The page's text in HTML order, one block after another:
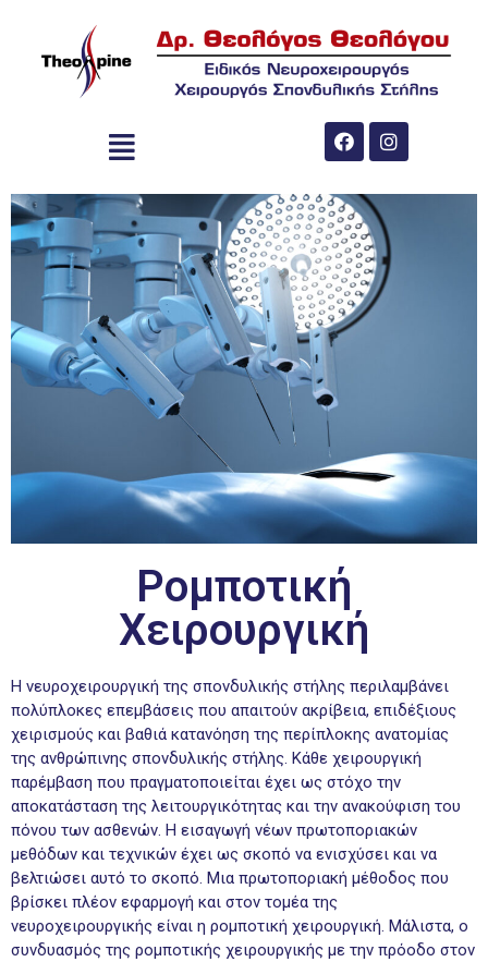
Ρομποτική
Χειρουργική
Η νευροχειρουργική της σπονδυλικής στήλης περιλαμβάνει
πολύπλοκες επεμβάσεις που απαιτούν ακρίβεια, επιδέξιους
χειρισμούς και βαθιά κατανόηση της περίπλοκης ανατομίας
της ανθρώπινης σπονδυλικής στήλης. Κάθε χειρουργική
παρέμβαση που πραγματοποιείται έχει ως στόχο την
αποκατάσταση της λειτουργικότητας και την ανακούφιση του
πόνου των ασθενών. Η εισαγωγή νέων πρωτοποριακών
μεθόδων και τεχνικών έχει ως σκοπό να ενισχύσει και να
βελτιώσει αυτό το σκοπό. Μια πρωτοποριακή μέθοδος που
βρίσκει πλέον εφαρμογή και στον τομέα της
νευροχειρουργικής είναι η ρομποτική χειρουργική. Μάλιστα, ο
συνδυασμός της ρομποτικής χειρουργικής με την πρόοδο στον